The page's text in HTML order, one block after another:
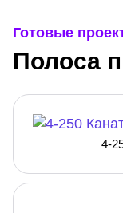
Готовые
Полоса
4-